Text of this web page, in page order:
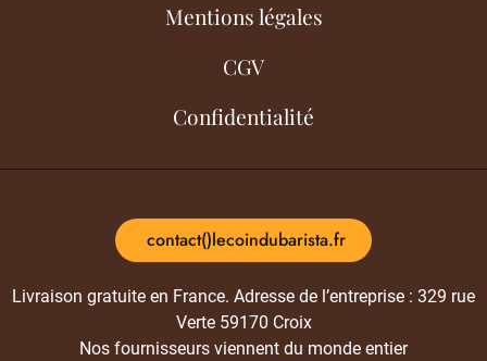
Mentions légales
CGV
Confidentialité
contact()lecoindubarista.fr
Livraison gratuite en France. Adresse de l’entreprise : 329 rue
Verte 59170 Croix
Nos fournisseurs viennent du monde entier